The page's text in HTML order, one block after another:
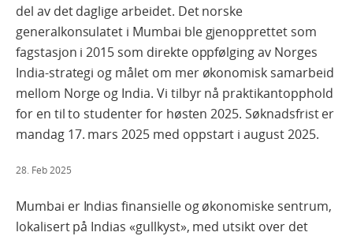
del av det daglige arbeidet. Det norske
generalkonsulatet i Mumbai ble gjenopprettet som
fagstasjon i 2015 som direkte oppfølging av Norges
India-strategi og målet om mer økonomisk samarbeid
mellom Norge og India. Vi tilbyr nå praktikantopphold
for en til to studenter for høsten 2025. Søknadsfrist er
mandag 17. mars 2025 med oppstart i august 2025.
28. Feb 2025
Mumbai er Indias finansielle og økonomiske sentrum,
lokalisert på Indias «gullkyst», med utsikt over det